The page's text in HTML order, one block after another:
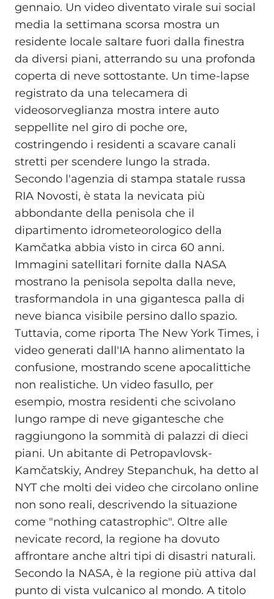
gennaio. Un video diventato virale sui social
media la settimana scorsa mostra un
residente locale saltare fuori dalla finestra
da diversi piani, atterrando su una profonda
coperta di neve sottostante. Un time-lapse
registrato da una telecamera di
videosorveglianza mostra intere auto
seppellite nel giro di poche ore,
costringendo i residenti a scavare canali
stretti per scendere lungo la strada.
Secondo l'agenzia di stampa statale russa
RIA Novosti, è stata la nevicata più
abbondante della penisola che il
dipartimento idrometeorologico della
Kamčatka abbia visto in circa 60 anni.
Immagini satellitari fornite dalla NASA
mostrano la penisola sepolta dalla neve,
trasformandola in una gigantesca palla di
neve bianca visibile persino dallo spazio.
Tuttavia, come riporta The New York Times, i
video generati dall'IA hanno alimentato la
confusione, mostrando scene apocalittiche
non realistiche. Un video fasullo, per
esempio, mostra residenti che scivolano
lungo rampe di neve gigantesche che
raggiungono la sommità di palazzi di dieci
piani. Un abitante di Petropavlovsk-
Kamčatskiy, Andrey Stepanchuk, ha detto al
NYT che molti dei video che circolano online
non sono reali, descrivendo la situazione
come "nothing catastrophic". Oltre alle
nevicate record, la regione ha dovuto
affrontare anche altri tipi di disastri naturali.
Secondo la NASA, è la regione più attiva dal
punto di vista vulcanico al mondo. A titolo